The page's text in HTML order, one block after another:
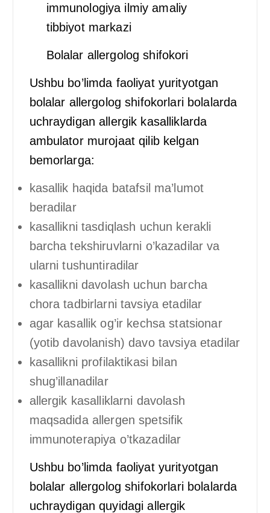
immunologiya ilmiy amaliy
tibbiyot markazi
Bolalar allergolog shifokori
Ushbu bo’limda faoliyat yurityotgan
bolalar allergolog shifokorlari bolalarda
uchraydigan allergik kasalliklarda
ambulator murojaat qilib kelgan
bemorlarga:
kasallik haqida batafsil ma’lumot
beradilar
kasallikni tasdiqlash uchun kerakli
barcha tekshiruvlarni o’kazadilar va
ularni tushuntiradilar
kasallikni davolash uchun barcha
chora tadbirlarni tavsiya etadilar
agar kasallik og’ir kechsa statsionar
(yotib davolanish) davo tavsiya etadilar
kasallikni profilaktikasi bilan
shug’illanadilar
allergik kasalliklarni davolash
maqsadida allergen spetsifik
immunoterapiya o’tkazadilar
Ushbu bo’limda faoliyat yurityotgan
bolalar allergolog shifokorlari bolalarda
uchraydigan quyidagi allergik